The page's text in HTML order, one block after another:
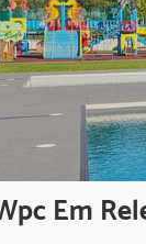
Em